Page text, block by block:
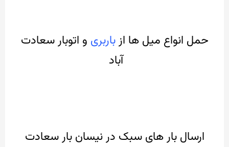
حمل انواع میل ها ازباربری و اتوبار سعادت
آباد
ارسال بار های سبک در نیسان بار سعادت